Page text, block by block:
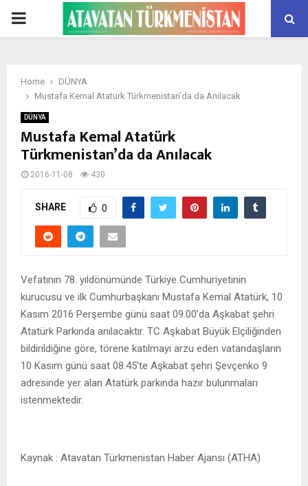
PRIMARY
Home
DÜNYA
Mustafa Kemal Atatürk Türkmenistan’da da Anılacak
DÜNYA
Mustafa Kemal Atatürk
Türkmenistan’da da Anılacak
2016-11-08 430
SHARE 0
Vefatının 78. yıldönümünde Türkiye Cumhuriyetinin
kurucusu ve ilk Cumhurbaşkanı Mustafa Kemal Atatürk, 10
Kasım 2016 Perşembe günü saat 09.00’da Aşkabat şehri
Atatürk Parkında anılacaktır. TC Aşkabat Büyük Elçiliğinden
bildirildiğine göre, törene katılmayı arzu eden vatandaşların
10 Kasım günü saat 08.45’te Aşkabat şehri Şevçenko 9
adresinde yer alan Atatürk parkında hazır bulunmaları
istenmektedir.
Kaynak : Atavatan Türkmenistan Haber Ajansı (ATHA)